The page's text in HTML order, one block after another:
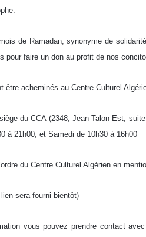
de Ramadan, synonyme de
pour faire un don au profit de nos
être acheminés au Centre Culturel
du CCA (2348, Jean Talon Est,
à 21h00, et Samedi de 10h30 à 16h00
du Centre Culturel Algérien en
sera fourni bientôt)
vous pouvez prendre contact